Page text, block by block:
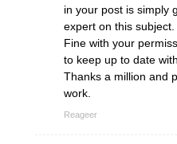
in your post is simply
expert on this subject.
Fine with your
to keep up to date
Thanks a million and
work.
Reageer